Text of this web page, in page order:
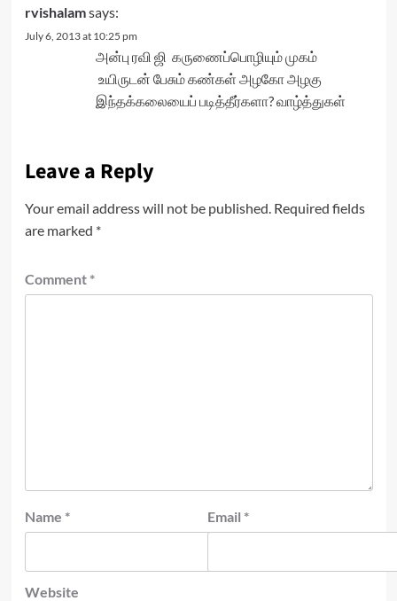
rvishalamsays:
July 6, 2013 at 10:25 pm
அன்பு ரவி ஜி கருணைப்பொழியும் முகம்
உயிருடன் பேசும் கண்கள் அழகோ அழகு
இந்தக்கலையைப் படித்தீர்களா? வாழ்த்துகள்
Leave a Reply
Your email address will not be published. Required fields
are marked *
Comment *
Name * Email *
Website